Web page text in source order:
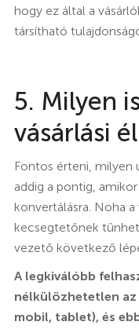
hogy ez által a
társítható
5. Milyen
vásárlási
Fontos érteni, milyen
addig a pontig,
konvertálásra. Noha
kecsegtetőnek
vezető következő
A legkiválóbb
nélkülözhetetlen az
mobil, tablet), és